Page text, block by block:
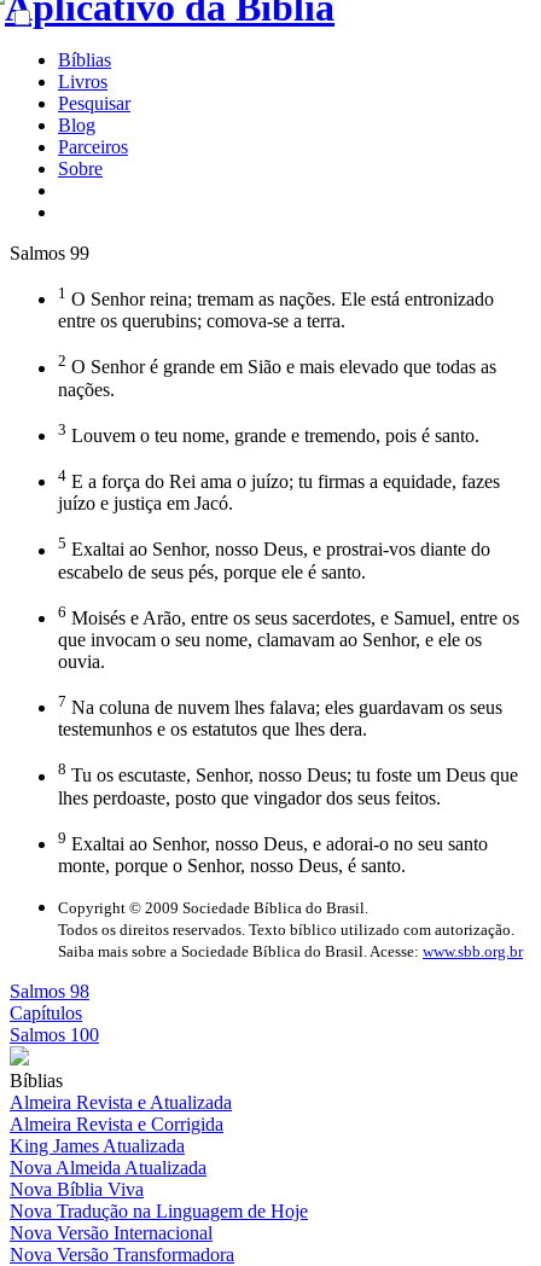
Bíblias
Livros
Pesquisar
Blog
Parceiros
Sobre
Salmos 99
1 O Senhor reina; tremam as nações. Ele está entronizado
entre os querubins; comova-se a terra.
2 O Senhor é grande em Sião e mais elevado que todas as
nações.
3 Louvem o teu nome, grande e tremendo, pois é santo.
4 E a força do Rei ama o juízo; tu firmas a equidade, fazes
juízo e justiça em Jacó.
5 Exaltai ao Senhor, nosso Deus, e prostrai-vos diante do
escabelo de seus pés, porque ele é santo.
6 Moisés e Arão, entre os seus sacerdotes, e Samuel, entre os
que invocam o seu nome, clamavam ao Senhor, e ele os
ouvia.
7 Na coluna de nuvem lhes falava; eles guardavam os seus
testemunhos e os estatutos que lhes dera.
8 Tu os escutaste, Senhor, nosso Deus; tu foste um Deus que
lhes perdoaste, posto que vingador dos seus feitos.
9 Exaltai ao Senhor, nosso Deus, e adorai-o no seu santo
monte, porque o Senhor, nosso Deus, é santo.
Copyright © 2009 Sociedade Bíblica do Brasil.
Todos os direitos reservados. Texto bíblico utilizado com autorização.
Saiba mais sobre a Sociedade Bíblica do Brasil. Acesse: www.sbb.org.br
Salmos 98
Capítulos
Salmos 100
Bíblias
Almeira Revista e Atualizada
Almeira Revista e Corrigida
King James Atualizada
Nova Almeida Atualizada
Nova Bíblia Viva
Nova Tradução na Linguagem de Hoje
Nova Versão Internacional
Nova Versão Transformadora